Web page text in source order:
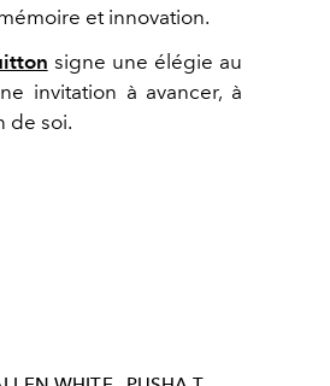
et innovation.
signe une élégie au
invitation à avancer, à
de soi.